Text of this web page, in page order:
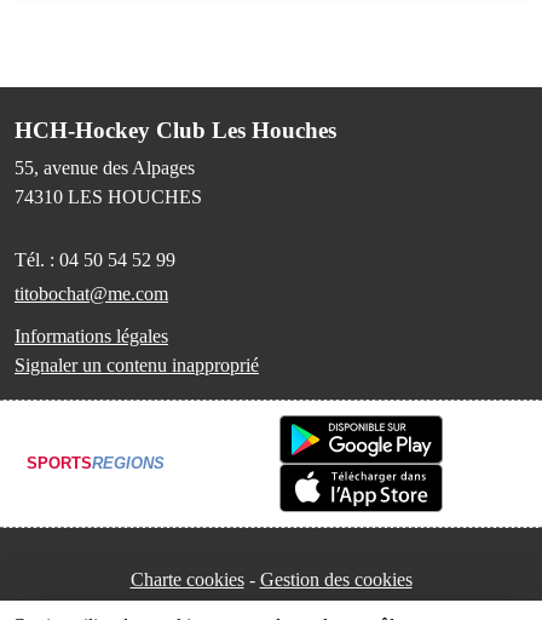
HCH-Hockey Club Les Houches
55, avenue des Alpages
74310 LES HOUCHES
Tél. : 04 50 54 52 99
titobochat@me.com
Informations légales
Signaler un contenu inapproprié
SPORTSREGIONS
Charte cookies Gestion des cookies